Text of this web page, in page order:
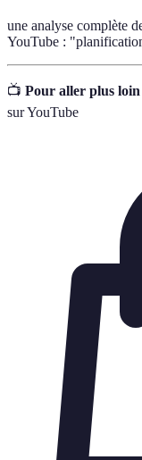
une analyse complète
YouTube :
📺 Pour aller plus loin
sur YouTube